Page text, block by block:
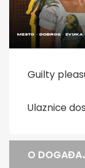
Guilty
Ulaznice
O